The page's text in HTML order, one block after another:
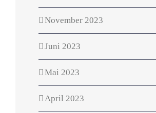
November 2023
Juni 2023
Mai 2023
April 2023